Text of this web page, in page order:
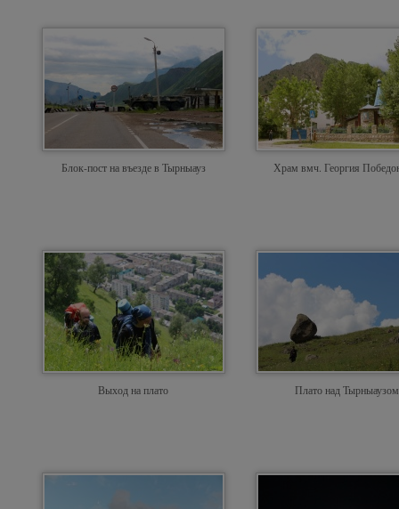
Блок-пост на въезде в Тырныауз Храм вмч. Георгия
Выход на плато Плато над Тырныаузом